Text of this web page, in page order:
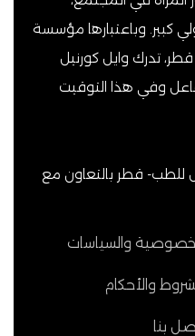
كبير. وباعتبارها مؤسسة
تدرك وايل كورنيل
وفي هذا التوقيت
للطب- قطر بالتعاون مع
والسياسات
والأحكام
بنا